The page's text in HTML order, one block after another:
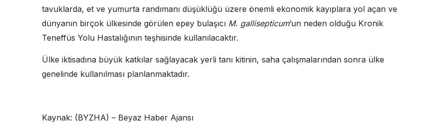
tavuklarda, et ve yumurta randımanı düşüklüğü üzere önemli ekonomik kayıplara yol açan ve
dünyanın birçok ülkesinde görülen epey bulaşıcı M. gallisepticum’un neden olduğu Kronik
Teneffüs Yolu Hastalığının teşhisinde kullanılacaktır.
Ülke iktisadına büyük katkılar sağlayacak yerli tanı kitinin, saha çalışmalarından sonra ülke
genelinde kullanılması planlanmaktadır.
Kaynak: (BYZHA) – Beyaz Haber Ajansı